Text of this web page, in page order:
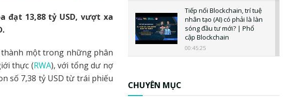
đạt 13,88 tỷ USD, vượt xa
một trong những phân
thực (RWA), với tổng dư nợ
số 7,38 tỷ USD từ trái phiếu
Tiếp nối Blockchain, trí tuệ
nhân tạo (AI) có phải là làn
sóng đầu tư mới? | Phổ
cập Blockchain
00:45:25
CHUYÊN MỤC